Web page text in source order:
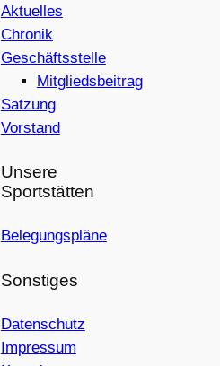
Aktuelles
Chronik
Geschäftsstelle
Mitgliedsbeitrag
Satzung
Vorstand
Unsere
Sportstätten
Belegungspläne
Sonstiges
Datenschutz
Impressum